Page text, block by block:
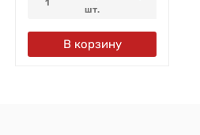
шт.
В корзину